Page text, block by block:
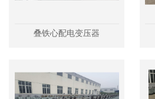
叠铁心配电变压器